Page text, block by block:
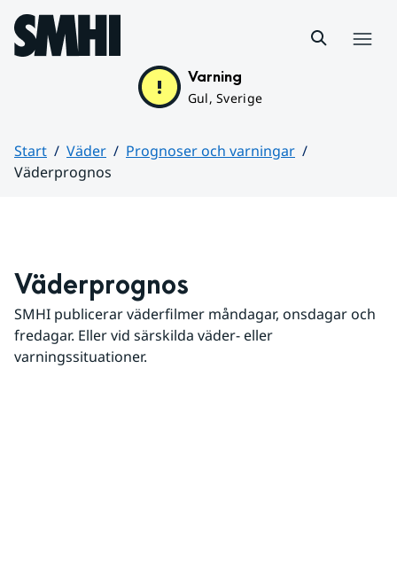
Hoppa till sidans innehåll
Varning
Gul, Sverige
Start Väder
Prognoser och varningar
Väderprognos
Väderprognos
SMHI publicerar väderfilmer måndagar, onsdagar och
fredagar. Eller vid särskilda väder- eller
varningssituationer.